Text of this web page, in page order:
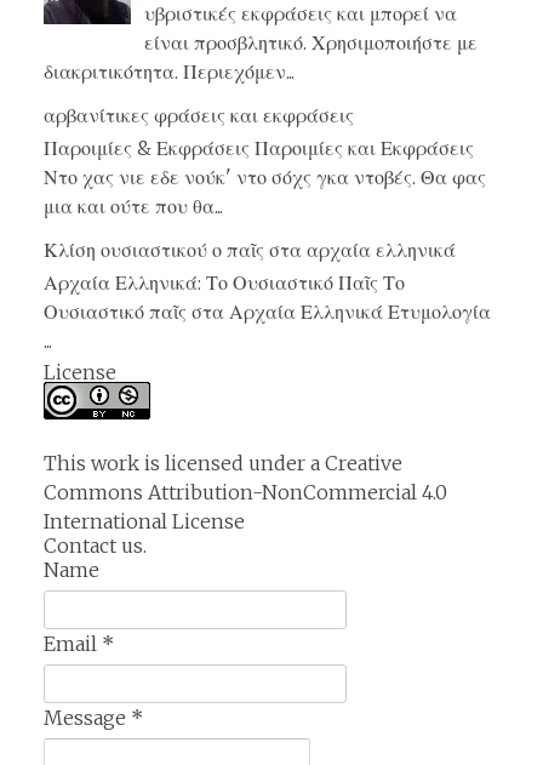
υβριστικές εκφράσεις και μπορεί να
είναι προσβλητικό. Χρησιμοποιήστε με
διακριτικότητα. Περιεχόμεν...
αρβανίτικες φράσεις και εκφράσεις
Παροιμίες & Εκφράσεις Παροιμίες και Εκφράσεις
Ντο χας νιε εδε νούκ' ντο σόχς γκα ντοβές. Θα φας
μια και ούτε που θα...
Κλίση ουσιαστικού ο παῖς στα αρχαία ελληνικά
Αρχαία Ελληνικά: Το Ουσιαστικό Παῖς Το
Ουσιαστικό παῖς στα Αρχαία Ελληνικά Ετυμολογία
...
License
This work is licensed under a Creative
Commons Attribution-NonCommercial 4.0
International License
Contact us.
Name
Email *
Message *